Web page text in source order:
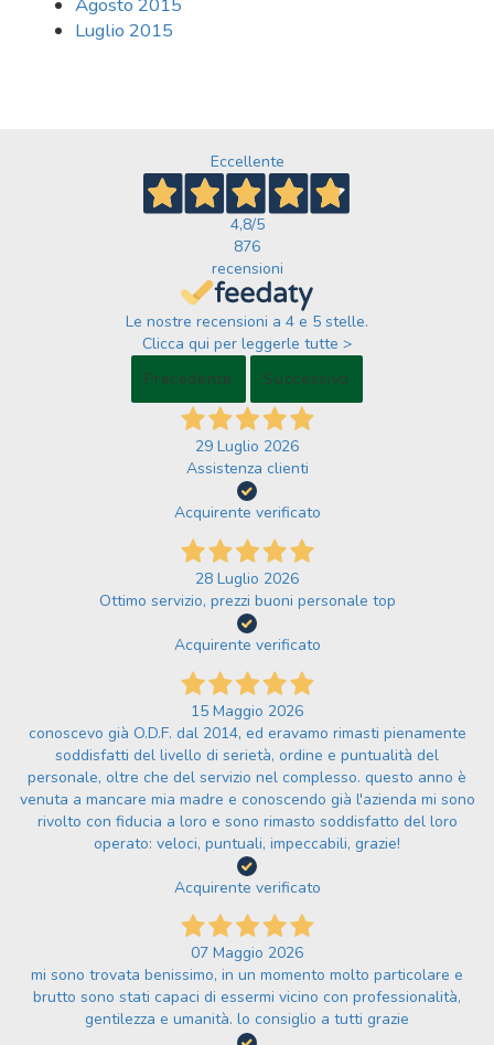
Luglio 2015
Eccellente
4,8/5
876
recensioni
Le nostre recensioni a 4 e 5 stelle.
Clicca qui per leggerle tutte >
Precedente
Successivo
29 Luglio 2026
Assistenza clienti
Acquirente verificato
28 Luglio 2026
Ottimo servizio, prezzi buoni personale top
Acquirente verificato
15 Maggio 2026
conoscevo già O.D.F. dal 2014, ed eravamo rimasti pienamente
soddisfatti del livello di serietà, ordine e puntualità del
personale, oltre che del servizio nel complesso. questo anno è
venuta a mancare mia madre e conoscendo già l'azienda mi sono
rivolto con fiducia a loro e sono rimasto soddisfatto del loro
operato: veloci, puntuali, impeccabili, grazie!
Acquirente verificato
07 Maggio 2026
mi sono trovata benissimo, in un momento molto particolare e
brutto sono stati capaci di essermi vicino con professionalità,
gentilezza e umanità. lo consiglio a tutti grazie